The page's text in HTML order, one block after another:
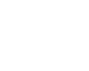
es que
hacer uso del